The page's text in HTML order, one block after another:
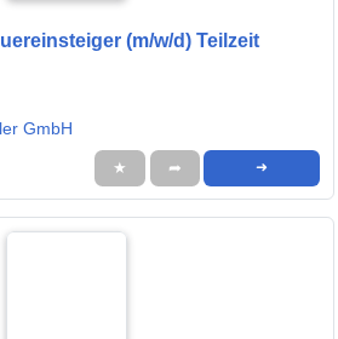
(m/w/d) Teilzeit
GmbH
★ ➦ ➜